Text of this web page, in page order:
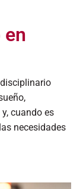
en
cuando es
necesidades